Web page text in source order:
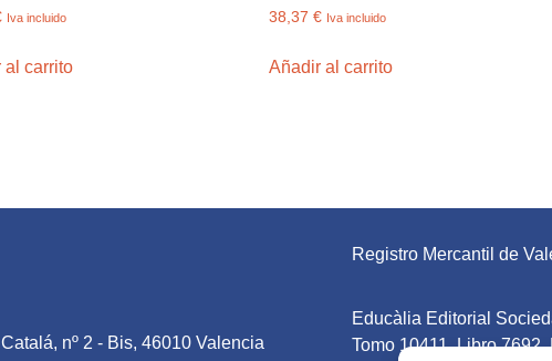
Iva incluido
al carrito
38,37 € Iva incluido
Añadir al carrito
nº 2 - Bis, 46010 Valencia
Registro Mercantil de
Educàlia Editorial
Tomo 10411. Libro